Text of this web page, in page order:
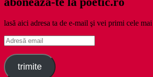
lasă aici adresa ta de e-mail şi vei primi cele
Adresă
email
trimite